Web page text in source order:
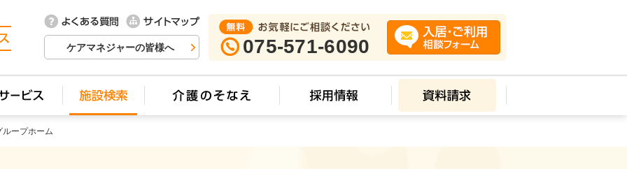
ケアマネジャーの皆様へ 075-571-6090
ープホーム